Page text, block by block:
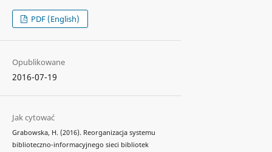
PDF (English)
Opublikowane
2016-07-19
Jak cytować
Grabowska, H. (2016). Reorganizacja systemu
biblioteczno-informacyjnego sieci bibliotek